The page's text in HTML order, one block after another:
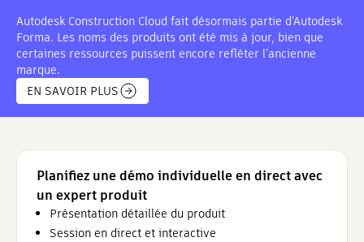
Autodesk Construction Cloud fait désormais partie d’Autodesk
Forma. Les noms des produits ont été mis à jour, bien que
certaines ressources puissent encore refléter l’ancienne
marque.
EN SAVOIR PLUS
Planifiez une démo individuelle en direct avec
un expert produit
Présentation détaillée du produit
Session en direct et interactive